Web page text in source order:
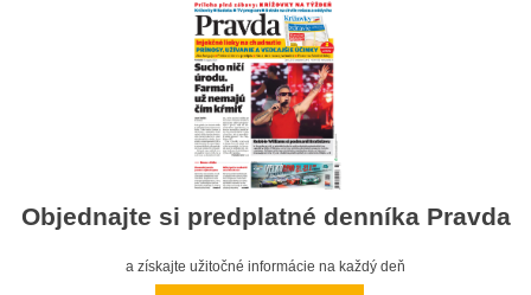
Objednajte si predplatné denníka Pravda
a získajte užitočné informácie na každý deň